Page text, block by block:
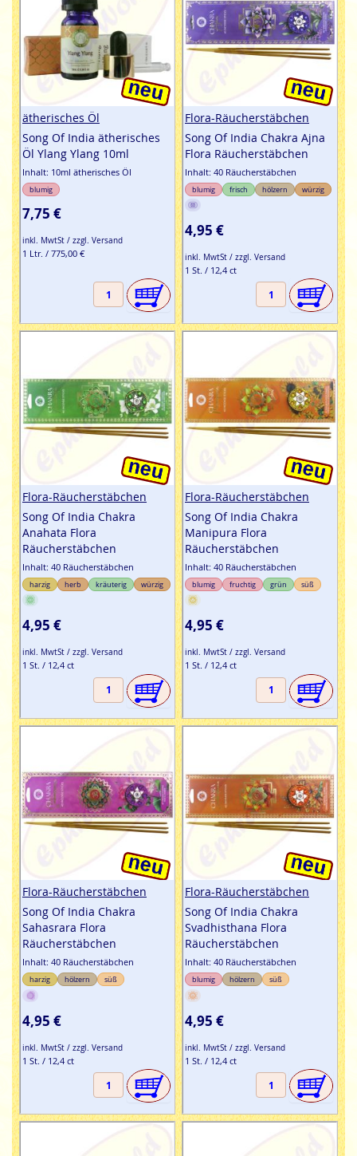
ätherisches Öl
Song Of India ätherisches
Öl Ylang Ylang 10ml
Inhalt: 10ml ätherisches Öl
blumig
7,75 €
inkl. MwtSt / zzgl. Versand
1 Ltr. / 775,00 €
Flora-Räucherstäbchen
Song Of India Chakra Ajna
Flora Räucherstäbchen
Inhalt: 40 Räucherstäbchen
blumig frisch hölzern würzig
4,95 €
inkl. MwtSt / zzgl. Versand
1 St. / 12,4 ct
Flora-Räucherstäbchen
Song Of India Chakra
Anahata Flora
Räucherstäbchen
Inhalt: 40 Räucherstäbchen
harzig herb kräuterig würzig
4,95 €
inkl. MwtSt / zzgl. Versand
1 St. / 12,4 ct
Flora-Räucherstäbchen
Song Of India Chakra
Manipura Flora
Räucherstäbchen
Inhalt: 40 Räucherstäbchen
blumig fruchtig grün süß
4,95 €
inkl. MwtSt / zzgl. Versand
1 St. / 12,4 ct
Flora-Räucherstäbchen
Song Of India Chakra
Sahasrara Flora
Räucherstäbchen
Inhalt: 40 Räucherstäbchen
harzig hölzern süß
4,95 €
inkl. MwtSt / zzgl. Versand
1 St. / 12,4 ct
Flora-Räucherstäbchen
Song Of India Chakra
Svadhisthana Flora
Räucherstäbchen
Inhalt: 40 Räucherstäbchen
blumig hölzern süß
4,95 €
inkl. MwtSt / zzgl. Versand
1 St. / 12,4 ct